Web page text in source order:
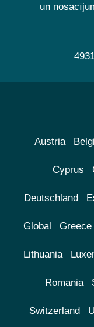
un
Austria
Cyprus
Deutschland
Global Greece
Lithuania
Romania
Switzerland